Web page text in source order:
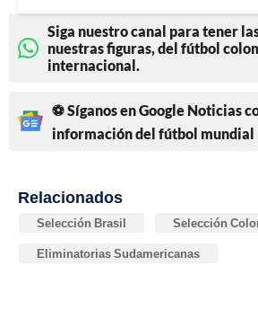
Siga nuestro canal para tener
nuestras figuras, del fútbol
internacional.
⚽ Síganos en Google Noticias
información del fútbol mundial
Relacionados
Selección Brasil Selección
Eliminatorias Sudamericanas